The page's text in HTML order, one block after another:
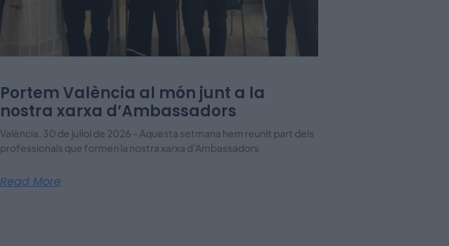
Portem València al món junt a la
nostra xarxa d’Ambassadors
València, 30 de juliol de 2026 – Aquesta setmana hem reunit part dels
professionals que formen la nostra xarxa d’Ambassadors
Read More